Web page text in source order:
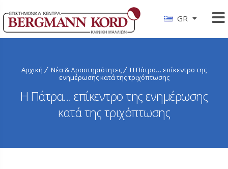
GR
Αρχική Νέα & Δραστηριότητες
Η Πάτρα… επίκεντρο της
ενημέρωσης κατά της τριχόπτωσης
Η Πάτρα… επίκεντρο της ενημέρωσης
κατά της τριχόπτωσης